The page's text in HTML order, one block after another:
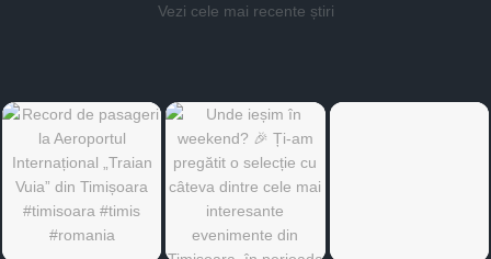
Vezi cele mai recente știri